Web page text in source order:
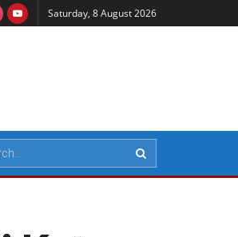
Saturday, 8 August 2026